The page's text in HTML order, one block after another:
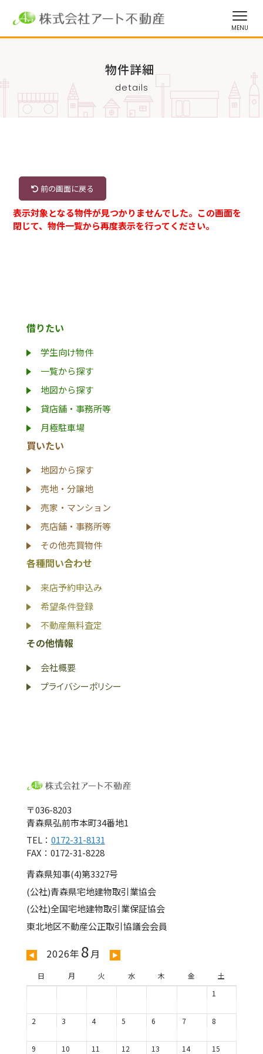
物件詳細
details
前の画面に戻る
表示対象となる物件が見つかりませんでした。この画面を
閉じて、物件一覧から再度表示を行ってください。
借りたい
学生向け物件
一覧から探す
地図から探す
貸店舗・事務所等
月極駐車場
買いたい
地図から探す
売地・分譲地
売家・マンション
売店舗・事務所等
その他売買物件
各種問い合わせ
来店予約申込み
希望条件登録
不動産無料査定
その他情報
会社概要
プライバシーポリシー
〒036-8203
青森県弘前市本町34番地1
TEL： 0172-31-8131
FAX：0172-31-8228
青森県知事(4)第3327号
(公社)青森県宅地建物取引業協会
(公社)全国宅地建物取引業保証協会
東北地区不動産公正取引協議会会員
◀ 2026年 8 月 ▶
日 月 火 水 木 金
土
1
2 3 4 5 6 7 8
9 10 11 12 13 14 15